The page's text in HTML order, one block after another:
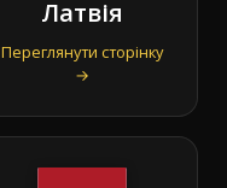
Латвія
Переглянути сторінку
→